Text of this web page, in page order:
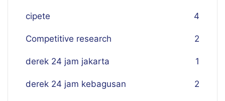
cipete 4
Competitive research 2
derek 24 jam jakarta 1
derek 24 jam kebagusan 2